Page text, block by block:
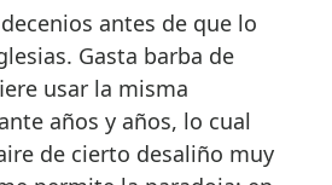
antes de que lo
Gasta barba de
usar la misma
años y años, lo cual
de cierto desaliño muy